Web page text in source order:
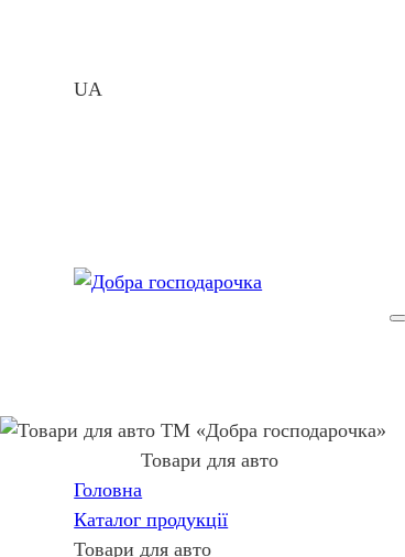
UA
Товари для авто
Головна
Каталог продукції
Товари для авто